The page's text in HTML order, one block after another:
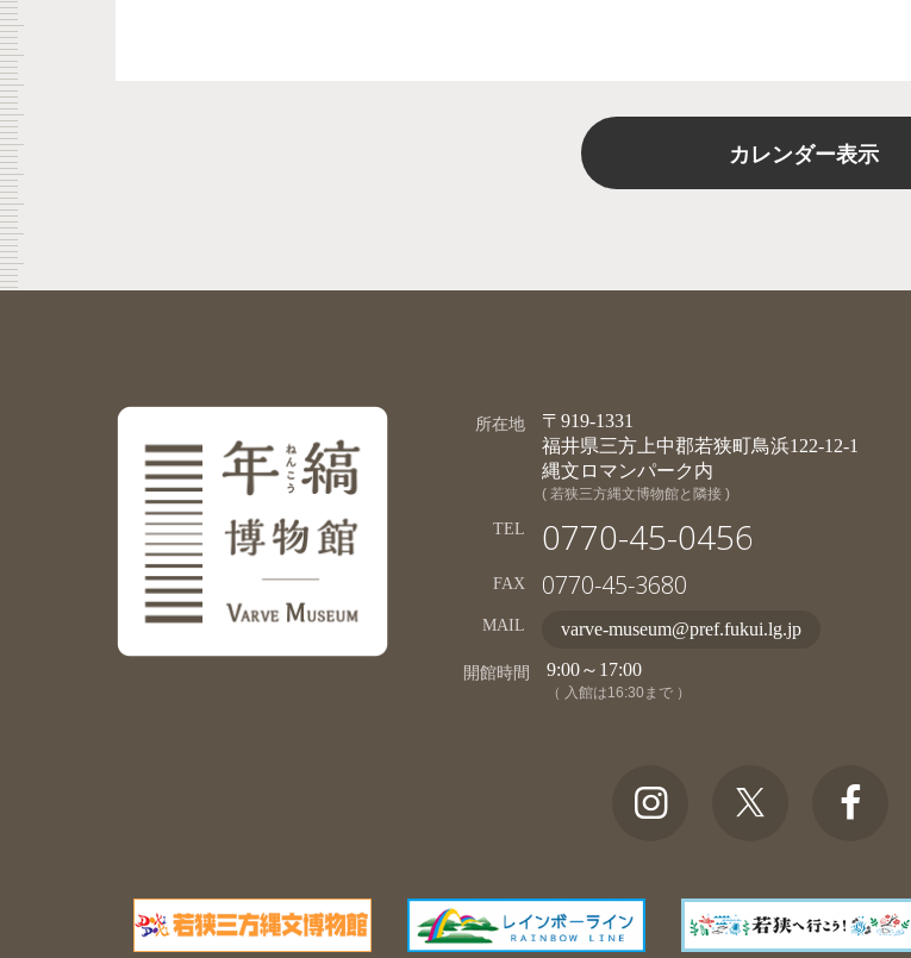
カレンダー表示
所在地
〒919-1331
福井県三方上中郡若狭町鳥浜122-12-1
縄文ロマンパーク内
( 若狭三方縄文博物館と隣接 )
TEL 0770-45-0456
FAX 0770-45-3680
MAIL varve-museum@pref.fukui.lg.jp
開館時間 9:00～17:00
（ 入館は16:30まで ）